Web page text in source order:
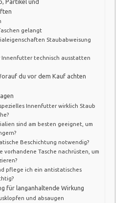
gelangt
Staubabweisung
Innenfutter technisch ausstatten
du vor dem Kauf achten
Innenfutter wirklich Staub
sind am besten geeignet, um
Beschichtung notwendig?
vorhandene Tasche nachrüsten, um
pflege ich ein antistatisches
für langanhaltende Wirkung
und absaugen